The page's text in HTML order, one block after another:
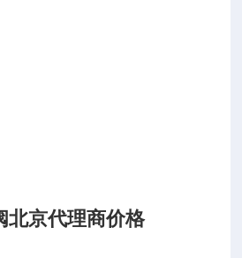
北京代理商价格